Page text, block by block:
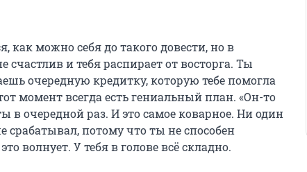
как можно себя до такого довести, но в
и тебя распирает от восторга. Ты
очередную кредитку, которую тебе помогла
момент всегда есть гениальный план. «Он-то
в очередной раз. И это самое коварное. Ни один
срабатывал, потому что ты не способен
волнует. У тебя в голове всё складно.